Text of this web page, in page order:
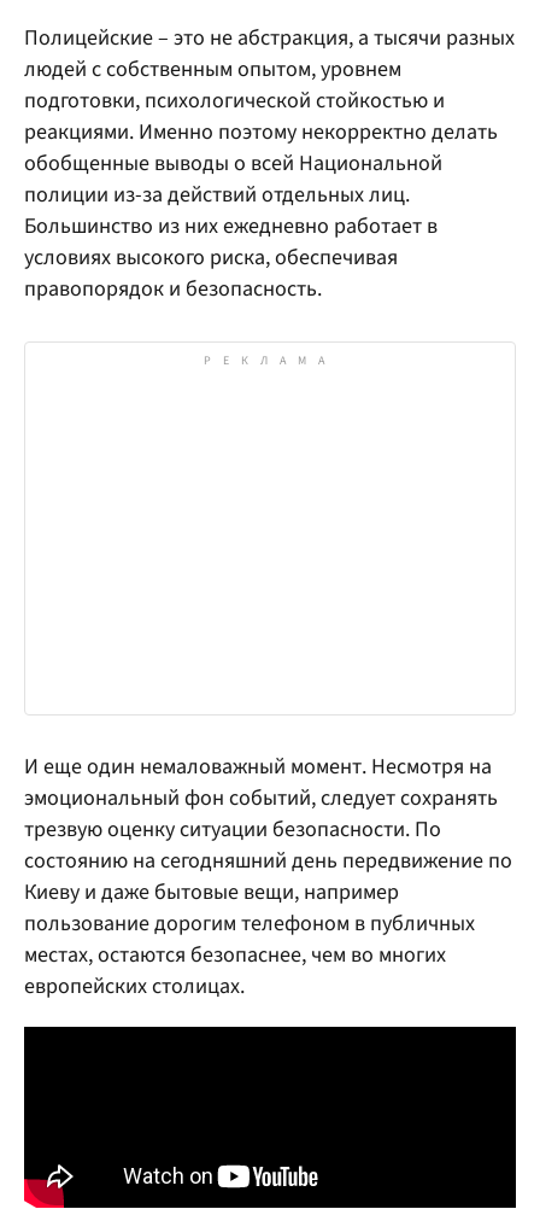
Полицейские – это не абстракция, а тысячи разных
людей с собственным опытом, уровнем
подготовки, психологической стойкостью и
реакциями. Именно поэтому некорректно делать
обобщенные выводы о всей Национальной
полиции из-за действий отдельных лиц.
Большинство из них ежедневно работает в
условиях высокого риска, обеспечивая
правопорядок и безопасность.
И еще один немаловажный момент. Несмотря на
эмоциональный фон событий, следует сохранять
трезвую оценку ситуации безопасности. По
состоянию на сегодняшний день передвижение по
Киеву и даже бытовые вещи, например
пользование дорогим телефоном в публичных
местах, остаются безопаснее, чем во многих
европейских столицах.